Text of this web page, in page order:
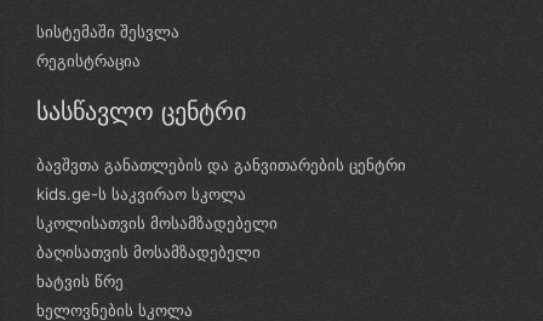
სისტემაში შესვლა
რეგისტრაცია
სასწავლო ცენტრი
ბავშვთა განათლების და განვითარების ცენტრი
kids.ge-ს საკვირაო სკოლა
სკოლისათვის მოსამზადებელი
ბაღისათვის მოსამზადებელი
ხატვის წრე
ხელოვნების სკოლა